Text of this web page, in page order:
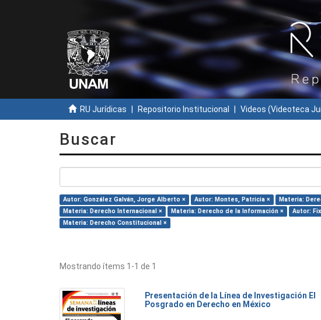
RU Jurídicas Repositorio Institucional Videos (Videoteca
Buscar
Autor: González Galván, Jorge Alberto × Autor: Montes, Patricia × Materia:
Materia: Derecho Internacional ×
Materia: Derecho de la Información × Autor:
Materia: Derecho Constitucional ×
Mostrando ítems 1-1 de 1
Presentación de la Línea de Investigación El
Posgrado en Derecho en México